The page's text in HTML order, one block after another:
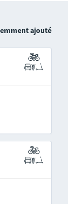
ajouté